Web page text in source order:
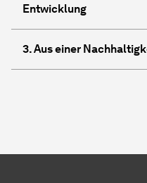
Entwicklung
3. Aus einer